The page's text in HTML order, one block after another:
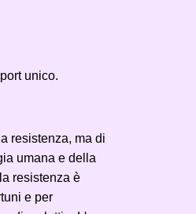
unico.
resistenza, ma di
umana e della
resistenza è
e per